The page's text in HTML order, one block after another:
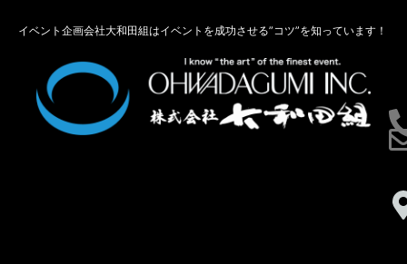
イベント企画会社大和田組はイベントを成功させる”コツ”を知っています！